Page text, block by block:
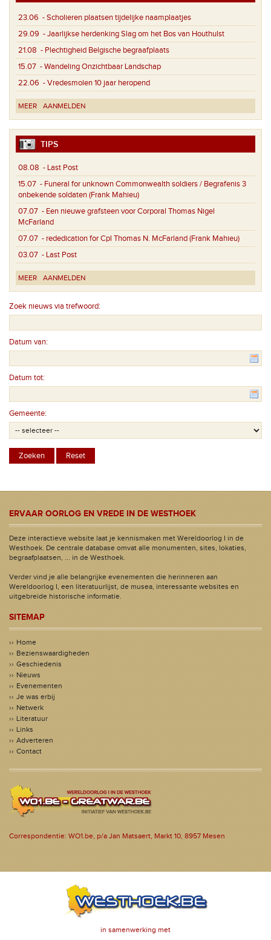
23.06 - Scholieren plaatsen tijdelijke naamplaatjes
29.09 - Jaarlijkse herdenking Slag om het Bos van Houthulst
21.08 - Plechtigheid Belgische begraafplaats
15.07 - Wandeling Onzichtbaar Landschap
22.06 - Vredesmolen 10 jaar heropend
MEER AANMELDEN
TIPS
08.08 - Last Post
15.07 - Funeral for unknown Commonwealth soldiers / Begrafenis 3
onbekende soldaten (Frank Mahieu)
07.07 - Een nieuwe grafsteen voor Corporal Thomas Nigel
McFarland
07.07 - rededication for Cpl Thomas N. McFarland (Frank Mahieu)
03.07 - Last Post
MEER AANMELDEN
Zoek nieuws via trefwoord:
Datum van:
Datum tot:
Gemeente:
ERVAAR OORLOG EN VREDE IN DE WESTHOEK
Deze interactieve website laat je kennismaken met Wereldoorlog I in de
Westhoek. De centrale database omvat alle monumenten, sites, lokaties,
begraafplaatsen, ... in de Westhoek.
Verder vind je alle belangrijke evenementen die herinneren aan
Wereldoorlog I, een literatuurlijst, de musea, interessante websites en
uitgebreide historische informatie.
SITEMAP
Home
Bezienswaardigheden
Geschiedenis
Nieuws
Evenementen
Je was erbij
Netwerk
Literatuur
Links
Adverteren
Contact
Correspondentie: WO1.be, p/a Jan Matsaert, Markt 10, 8957 Mesen
in samenwerking met